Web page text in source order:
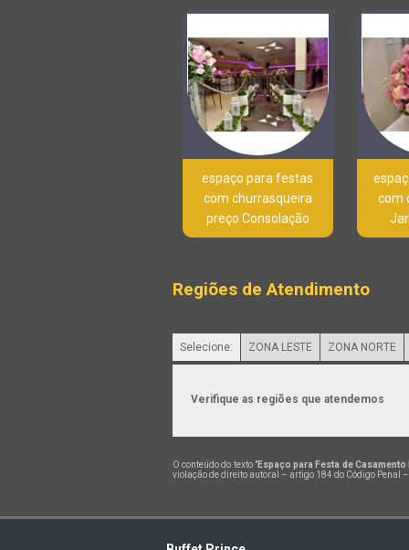
espaço para festas
com churrasqueira
preço Consolação
com
Regiões de Atendimento
Selecione: ZONA LESTE ZONA NORTE
Verifique as regiões que atendemos
O conteúdo do texto "Espaço para Festa de
violação de direito autoral – artigo 184 do Código Penal –